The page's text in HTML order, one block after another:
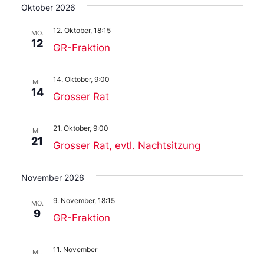
Oktober 2026
MO.
12 GR-Fraktion
12. Oktober, 18:15
MI.
14 Grosser Rat
14. Oktober, 9:00
MI.
21 Grosser Rat, evtl. Nachtsitzung
21. Oktober, 9:00
November 2026
MO.
9 GR-Fraktion
9. November, 18:15
MI. 11. November